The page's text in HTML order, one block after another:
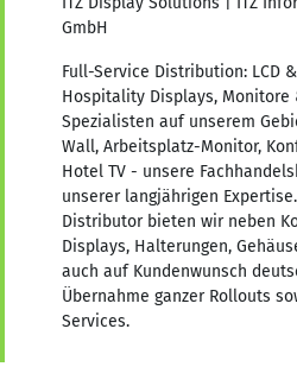
GmbH
Full-Service Distribution: LCD
Hospitality Displays, Monitore
Spezialisten auf unserem
Wall, Arbeitsplatz-Monitor,
Hotel TV - unsere
unserer langjährigen
Distributor bieten wir neben
Displays, Halterungen,
auch auf Kundenwunsch
Übernahme ganzer Rollouts
Services.